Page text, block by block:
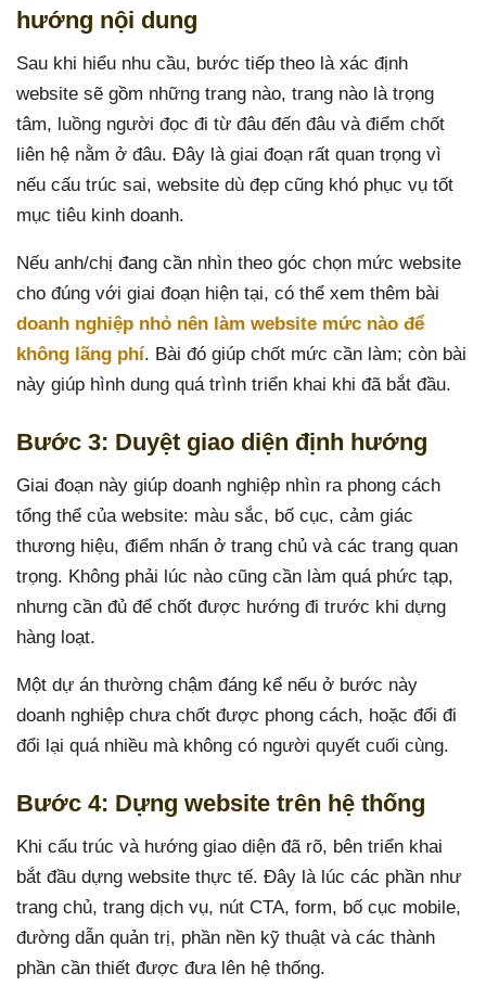
hướng nội dung
Sau khi hiểu nhu cầu, bước tiếp theo là xác định
website sẽ gồm những trang nào, trang nào là trọng
tâm, luồng người đọc đi từ đâu đến đâu và điểm chốt
liên hệ nằm ở đâu. Đây là giai đoạn rất quan trọng vì
nếu cấu trúc sai, website dù đẹp cũng khó phục vụ tốt
mục tiêu kinh doanh.
Nếu anh/chị đang cần nhìn theo góc chọn mức website
cho đúng với giai đoạn hiện tại, có thể xem thêm bài
doanh nghiệp nhỏ nên làm website mức nào để
không lãng phí. Bài đó giúp chốt mức cần làm; còn bài
này giúp hình dung quá trình triển khai khi đã bắt đầu.
Bước 3: Duyệt giao diện định hướng
Giai đoạn này giúp doanh nghiệp nhìn ra phong cách
tổng thể của website: màu sắc, bố cục, cảm giác
thương hiệu, điểm nhấn ở trang chủ và các trang quan
trọng. Không phải lúc nào cũng cần làm quá phức tạp,
nhưng cần đủ để chốt được hướng đi trước khi dựng
hàng loạt.
Một dự án thường chậm đáng kể nếu ở bước này
doanh nghiệp chưa chốt được phong cách, hoặc đổi đi
đổi lại quá nhiều mà không có người quyết cuối cùng.
Bước 4: Dựng website trên hệ thống
Khi cấu trúc và hướng giao diện đã rõ, bên triển khai
bắt đầu dựng website thực tế. Đây là lúc các phần như
trang chủ, trang dịch vụ, nút CTA, form, bố cục mobile,
đường dẫn quản trị, phần nền kỹ thuật và các thành
phần cần thiết được đưa lên hệ thống.